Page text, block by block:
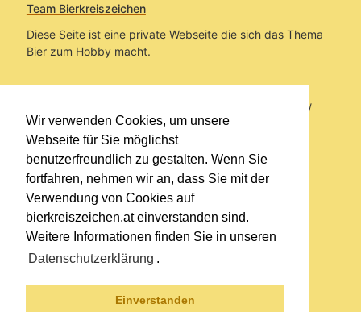
Wir verwenden Cookies, um unsere
Webseite für Sie möglichst
benutzerfreundlich zu gestalten. Wenn Sie
fortfahren, nehmen wir an, dass Sie mit der
Verwendung von Cookies auf
bierkreiszeichen.at einverstanden sind.
Weitere Informationen finden Sie in unseren
Datenschutzerklärung .
Einverstanden
Team Bierkreiszeichen
Diese Seite ist eine private Webseite die sich das Thema
Bier zum Hobby macht.
Sie befinden sich auf https://www.bierkreiszeichen.at/
im Pfad:Bierkreiszeichen/Gesammelte Biere
Erstellt: 2026-08-07
Links
Impressum
Datenschutzerklärung